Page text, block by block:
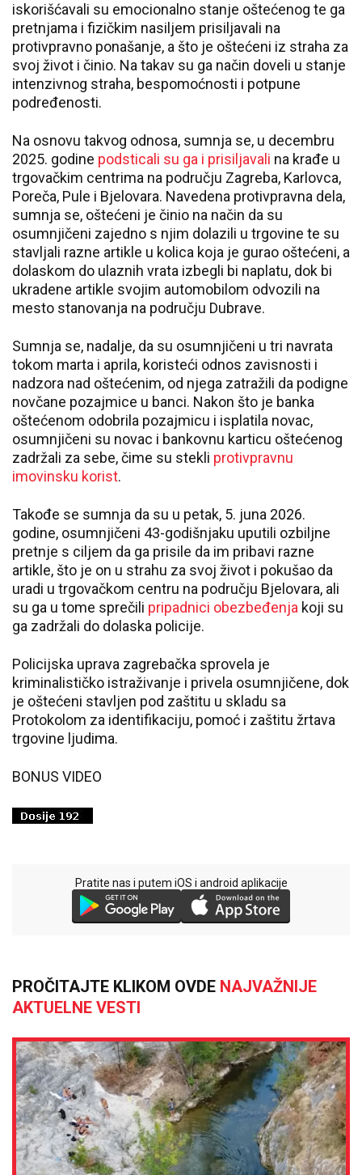
iskorišćavali su emocionalno stanje oštećenog te ga
pretnjama i fizičkim nasiljem prisiljavali na
protivpravno ponašanje, a što je oštećeni iz straha za
svoj život i činio. Na takav su ga način doveli u stanje
intenzivnog straha, bespomoćnosti i potpune
podređenosti.
Na osnovu takvog odnosa, sumnja se, u decembru
2025. godine podsticali su ga i prisiljavali na krađe u
trgovačkim centrima na području Zagreba, Karlovca,
Poreča, Pule i Bjelovara. Navedena protivpravna dela,
sumnja se, oštećeni je činio na način da su
osumnjičeni zajedno s njim dolazili u trgovine te su
stavljali razne artikle u kolica koja je gurao oštećeni, a
dolaskom do ulaznih vrata izbegli bi naplatu, dok bi
ukradene artikle svojim automobilom odvozili na
mesto stanovanja na području Dubrave.
Sumnja se, nadalje, da su osumnjičeni u tri navrata
tokom marta i aprila, koristeći odnos zavisnosti i
nadzora nad oštećenim, od njega zatražili da podigne
novčane pozajmice u banci. Nakon što je banka
oštećenom odobrila pozajmicu i isplatila novac,
osumnjičeni su novac i bankovnu karticu oštećenog
zadržali za sebe, čime su stekli protivpravnu
imovinsku korist.
Takođe se sumnja da su u petak, 5. juna 2026.
godine, osumnjičeni 43-godišnjaku uputili ozbiljne
pretnje s ciljem da ga prisile da im pribavi razne
artikle, što je on u strahu za svoj život i pokušao da
uradi u trgovačkom centru na području Bjelovara, ali
su ga u tome sprečili pripadnici obezbeđenja koji su
ga zadržali do dolaska policije.
Policijska uprava zagrebačka sprovela je
kriminalističko istraživanje i privela osumnjičene, dok
je oštećeni stavljen pod zaštitu u skladu sa
Protokolom za identifikaciju, pomoć i zaštitu žrtava
trgovine ljudima.
BONUS VIDEO
Pratite nas i putem iOS i android aplikacije
PROČITAJTE KLIKOM OVDE NAJVAŽNIJE
AKTUELNE VESTI